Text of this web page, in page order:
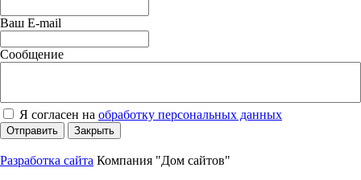
Ваш E-mail
Сообщение
Я согласен на обработку персональных данных
Отправить Закрыть
Разработка сайта Компания "Дом сайтов"